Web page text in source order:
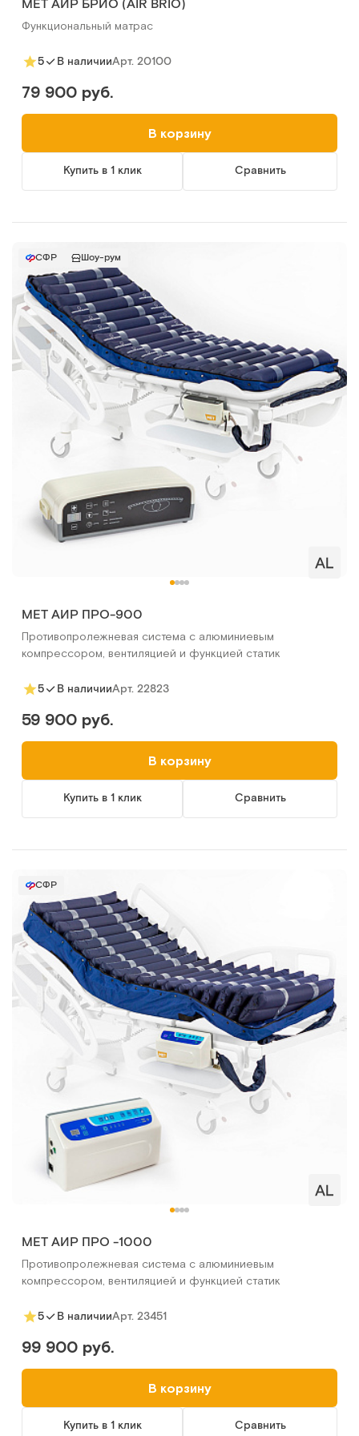
MET АИР БРИО (AIR BRIO)
Функциональный матрас
5 В наличииАрт. 20100
79 900 руб.
В корзину
Купить в 1 клик Сравнить
СФР Шоу-рум
MET АИР ПРО-900
Противопролежневая система с алюминиевым
компрессором, вентиляцией и функцией статик
5 В наличииАрт. 22823
59 900 руб.
В корзину
Купить в 1 клик Сравнить
СФР
MET АИР ПРО -1000
Противопролежневая система с алюминиевым
компрессором, вентиляцией и функцией статик
5 В наличииАрт. 23451
99 900 руб.
В корзину
Купить в 1 клик Сравнить